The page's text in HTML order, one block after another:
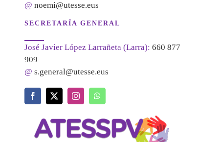
@ noemi@utesse.eus
SECRETARÍA GENERAL
José Javier López Larrañeta (Larra): 660 877
909
@ s.general@utesse.eus